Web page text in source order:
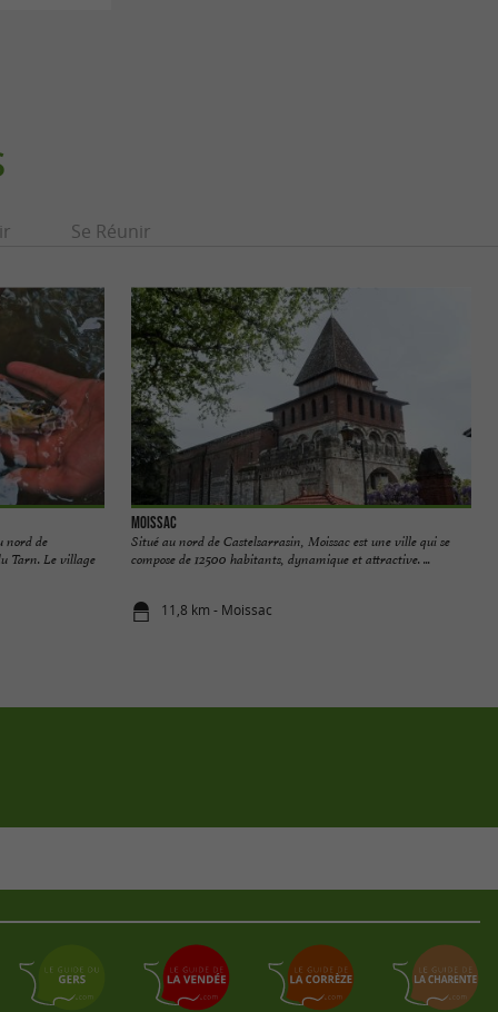
Se Réunir
nord de
Tarn. Le village
Moissac
Situé au nord de Castelsarrasin, Moissac est une ville qui se
compose de 12500 habitants, dynamique et attractive. ...
11,8 km - Moissac